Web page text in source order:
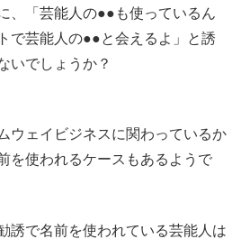
、「芸能人の●●も使っているん
で芸能人の●●と会えるよ」と誘
いでしょうか？
ウェイビジネスに関わっているか
を使われるケースもあるようで
誘で名前を使われている芸能人は